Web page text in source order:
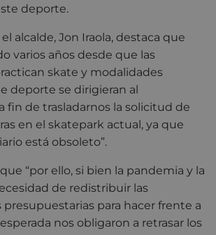
deporte.
alcalde, Jon Iraola, destaca que
varios años desde que las
skate y modalidades
deporte se dirigieran al
fin de trasladarnos la solicitud de
en el skatepark actual, ya que
está obsoleto”.
“por ello, si bien la pandemia y la
de redistribuir las
para hacer frente a
nos obligaron a retrasar los